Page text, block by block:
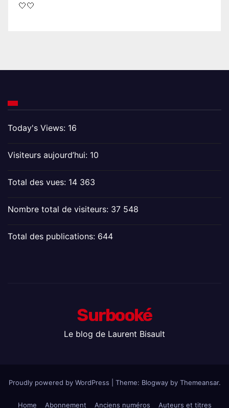
🤍🤍
Today's Views: 16
Visiteurs aujourd’hui: 10
Total des vues: 14 363
Nombre total de visiteurs: 37 548
Total des publications: 644
Surbooké
Le blog de Laurent Bisault
Proudly powered by WordPress Theme: Blogwayby Themeansar.
Home Abonnement Anciens numéros Auteurs et titres